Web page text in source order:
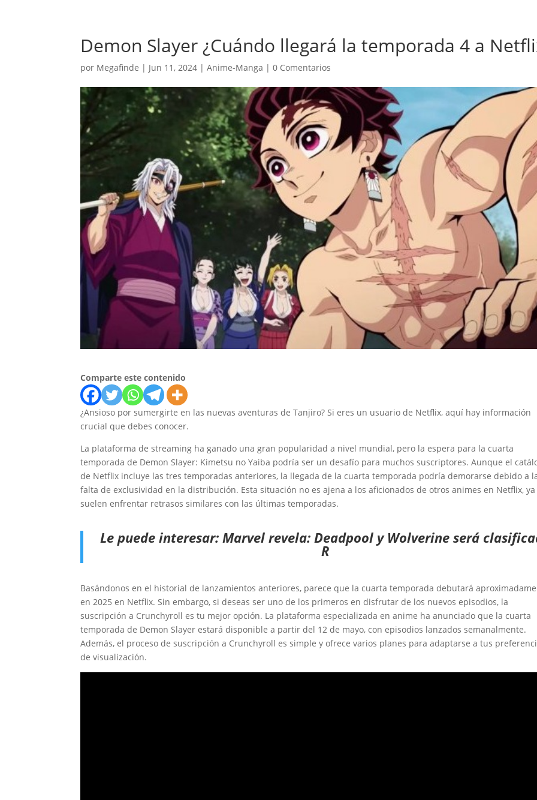
Demon Slayer ¿Cuándo llegará la temporada 4 a
por Megafinde | Jun 11, 2024 |Anime-Manga |0 Comentarios
Comparte este contenido
¿Ansioso por sumergirte en las nuevas aventuras de Tanjiro? Si eres un usuario de Netflix, aquí hay información
crucial que debes conocer.
La plataforma de streaming ha ganado una gran popularidad a nivel mundial, pero la espera para la cuarta
temporada de Demon Slayer: Kimetsu no Yaiba podría ser un desafío para muchos suscriptores. Aunque el
de Netflix incluye las tres temporadas anteriores, la llegada de la cuarta temporada podría demorarse debido a
falta de exclusividad en la distribución. Esta situación no es ajena a los aficionados de otros animes en Netflix,
suelen enfrentar retrasos similares con las últimas temporadas.
Le puede interesar: Marvel revela: Deadpool y Wolverine será
R
Basándonos en el historial de lanzamientos anteriores, parece que la cuarta temporada debutará
en 2025 en Netflix. Sin embargo, si deseas ser uno de los primeros en disfrutar de los nuevos episodios, la
suscripción a Crunchyroll es tu mejor opción. La plataforma especializada en anime ha anunciado que la cuarta
temporada de Demon Slayer estará disponible a partir del 12 de mayo, con episodios lanzados semanalmente.
Además, el proceso de suscripción a Crunchyroll es simple y ofrece varios planes para adaptarse a tus
de visualización.